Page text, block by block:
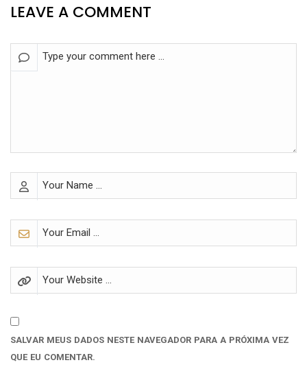
LEAVE A COMMENT
SALVAR MEUS DADOS NESTE NAVEGADOR PARA A PRÓXIMA VEZ
QUE EU COMENTAR.